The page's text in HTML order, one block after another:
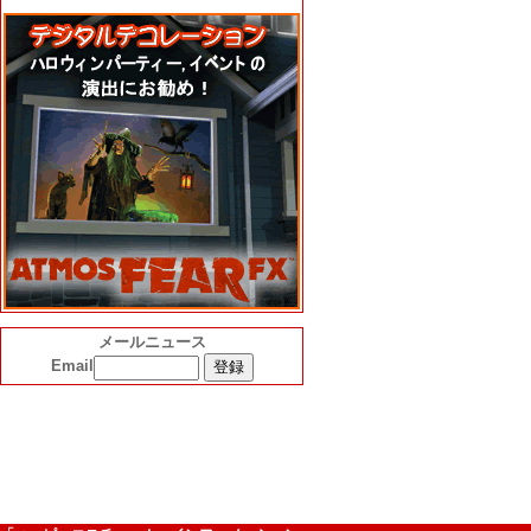
メールニュース
Email